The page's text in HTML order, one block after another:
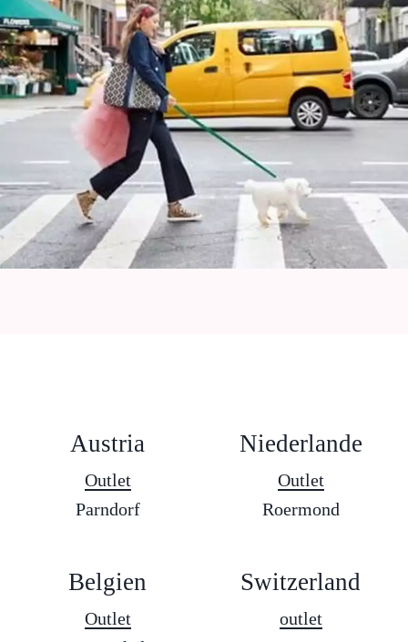
Austria
Outlet
Parndorf
Belgien
Outlet
Niederlande
Outlet
Roermond
Switzerland
outlet